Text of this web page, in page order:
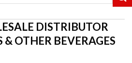
DISTRIBUTOR
OTHER BEVERAGES